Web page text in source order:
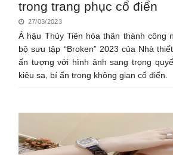
trong trang phục cổ điển
27/03/2023
Á hậu Thủy Tiên hóa thân thành công
bộ sưu tập “Broken” 2023 của Nhà
ấn tượng với hình ảnh sang trọng
kiêu sa, bí ẩn trong không gian cổ điển.